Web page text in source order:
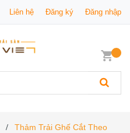
Liên hệ Đăng ký Đăng nhập
/
Thảm Trải Ghế Cắt Theo